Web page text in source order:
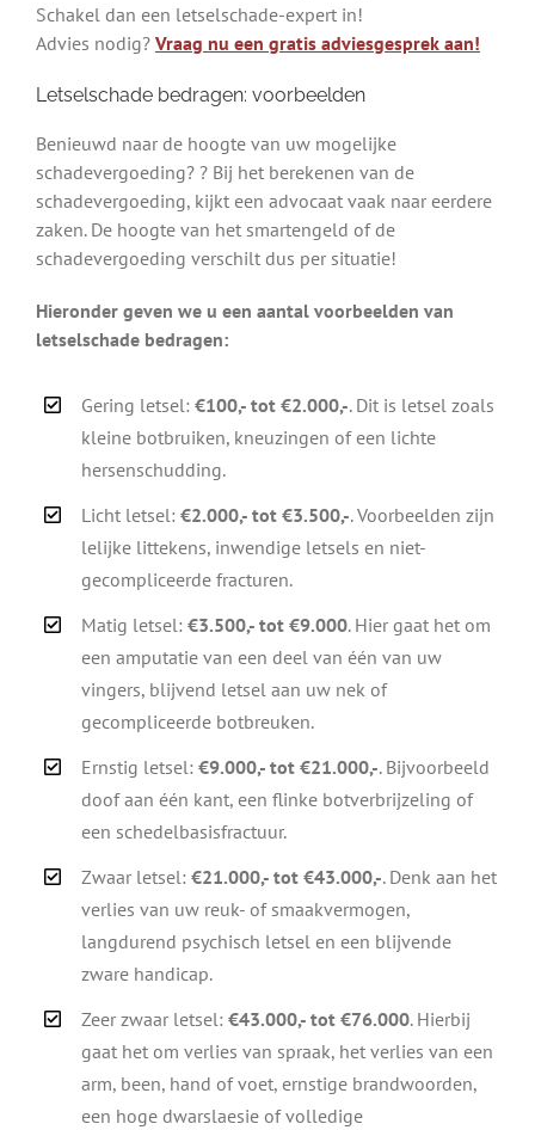
Schakel dan een letselschade-expert in!
Advies nodig? Vraag nu een gratis adviesgesprek aan!
Letselschade bedragen: voorbeelden
Benieuwd naar de hoogte van uw mogelijke
schadevergoeding? ? Bij het berekenen van de
schadevergoeding, kijkt een advocaat vaak naar eerdere
zaken. De hoogte van het smartengeld of de
schadevergoeding verschilt dus per situatie!
Hieronder geven we u een aantal voorbeelden van
letselschade bedragen:
Gering letsel:€100,- tot €2.000,-. Dit is letsel zoals
kleine botbruiken, kneuzingen of een lichte
hersenschudding.
Licht letsel:€2.000,- tot €3.500,-. Voorbeelden zijn
lelijke littekens, inwendige letsels en niet-
gecompliceerde fracturen.
Matig letsel:€3.500,- tot €9.000. Hier gaat het om
een amputatie van een deel van één van uw
vingers, blijvend letsel aan uw nek of
gecompliceerde botbreuken.
Ernstig letsel:€9.000,- tot €21.000,-. Bijvoorbeeld
doof aan één kant, een flinke botverbrijzeling of
een schedelbasisfractuur.
Zwaar letsel:€21.000,- tot €43.000,-. Denk aan het
verlies van uw reuk- of smaakvermogen,
langdurend psychisch letsel en een blijvende
zware handicap.
Zeer zwaar letsel:€43.000,- tot €76.000. Hierbij
gaat het om verlies van spraak, het verlies van een
arm, been, hand of voet, ernstige brandwoorden,
een hoge dwarslaesie of volledige